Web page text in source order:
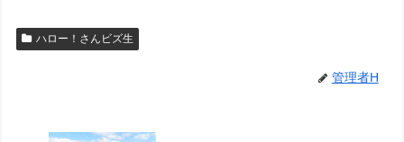
ハロー！さんビズ生
管理者H